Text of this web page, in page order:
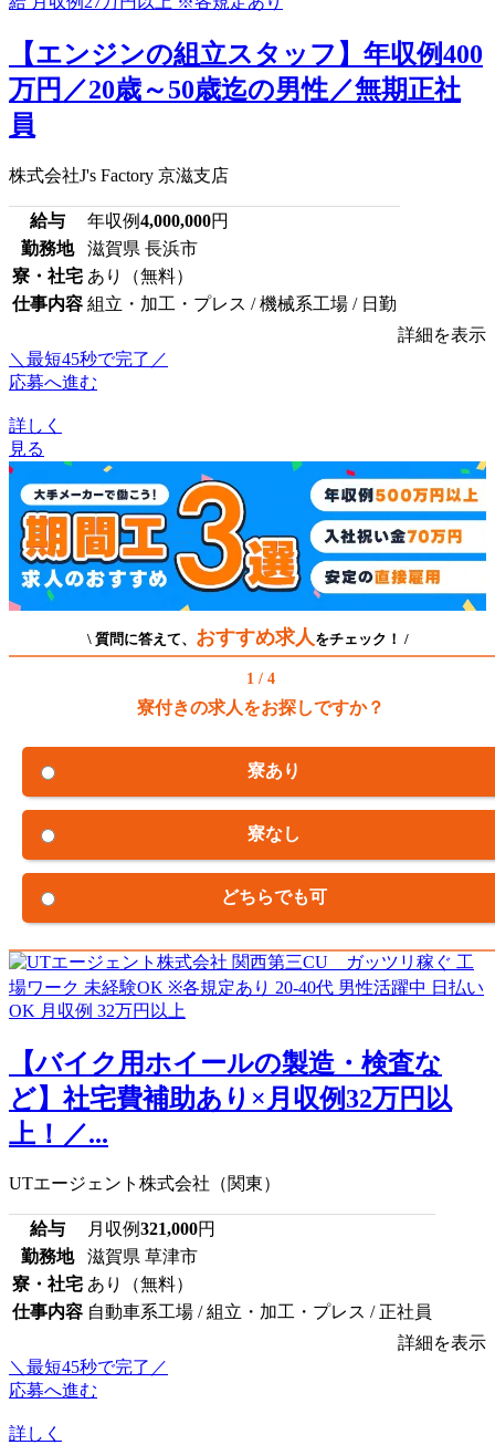
【エンジンの組立スタッフ】年収例400
万円／20歳～50歳迄の男性／無期正社
員
株式会社J's Factory 京滋支店
給与 年収例4,000,000円
勤務地
滋賀県 長浜市
寮・社宅 あり（無料）
仕事内容 組立・加工・プレス / 機械系工場 / 日勤
詳細を表示
＼最短45秒で完了／
応募へ進む
詳しく
見る
\ 質問に答えて、 おすすめ求人 をチェック！ /
1 / 4
寮付きの求人をお探しですか？
寮あり
寮なし
どちらでも可
【バイク用ホイールの製造・検査な
ど】社宅費補助あり×月収例32万円以
上！／...
UTエージェント株式会社（関東）
給与 月収例321,000円
勤務地
滋賀県 草津市
寮・社宅 あり（無料）
仕事内容 自動車系工場 / 組立・加工・プレス / 正社員
詳細を表示
＼最短45秒で完了／
応募へ進む
詳しく